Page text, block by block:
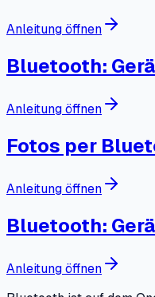
Anleitung öffnen
Bluetooth:
Anleitung öffnen
Fotos per
Anleitung öffnen
Bluetooth:
Anleitung öffnen